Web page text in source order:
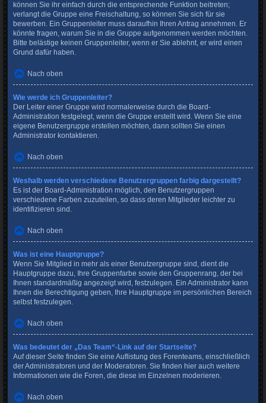
können Sie ihr einfach durch die entsprechende Funktion beitreten;
verlangt die Gruppe eine Freischaltung, so können Sie sich für sie
bewerben. Ein Gruppenleiter muss daraufhin Ihren Antrag annehmen. Er
könnte fragen, warum Sie in die Gruppe aufgenommen werden möchten.
Bitte belästige keinen Gruppenleiter, wenn er Sie ablehnt, er wird einen
Grund dafür haben.
Nach oben
Wie werde ich Gruppenleiter?
Der Leiter einer Gruppe wird normalerweise durch die Board-
Administration festgelegt, wenn die Gruppe erstellt wird. Wenn Sie eine
eigene Benutzergruppe erstellen möchten, dann sollten Sie einen
Administrator kontaktieren.
Nach oben
Weshalb werden verschiedene Benutzergruppen farbig dargestellt?
Es ist der Board-Administration möglich, den Benutzergruppen
verschiedene Farben zuzuteilen, so dass deren Mitglieder leichter zu
identifizieren sind.
Nach oben
Was ist eine Hauptgruppe?
Wenn Sie Mitglied in mehr als einer Benutzergruppe sind, dient die
Hauptgruppe dazu, Ihre Gruppenfarbe sowie den Gruppenrang, der bei
Ihnen standardmäßig angezeigt wird, festzulegen. Ein Administrator kann
Ihnen die Berechtigung geben, Ihre Hauptgruppe im persönlichen Bereich
selbst festzulegen.
Nach oben
Was bedeutet der „Das Team“-Link auf der Startseite?
Auf dieser Seite finden Sie eine Auflistung des Forenteams, einschließlich
der Administratoren und der Moderatoren. Sie finden hier auch weitere
Informationen wie die Foren, die diese im Einzelnen moderieren.
Nach oben